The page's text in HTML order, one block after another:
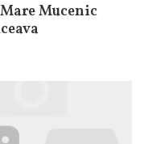
Mucenic